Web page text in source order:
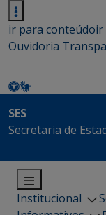
ir para conteúdoir
Ouvidoria
SES
Secretaria de
Institucional